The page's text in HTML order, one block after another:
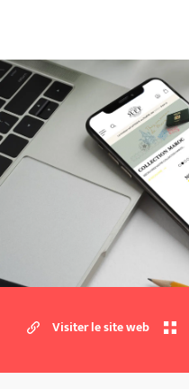
Visiter le site web